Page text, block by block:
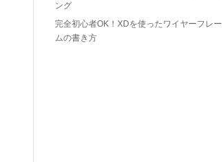
ング
完全初心者OK！XDを使ったワイヤーフレー
ムの書き方